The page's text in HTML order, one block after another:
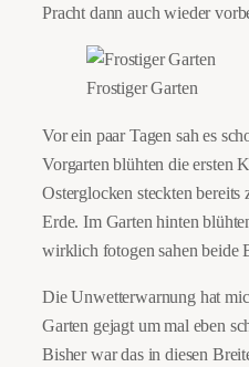
Pracht dann auch wieder
Frostiger Garten
Vor ein paar Tagen sah es
Vorgarten blühten die ersten
Osterglocken steckten bereits
Erde. Im Garten hinten
wirklich fotogen sahen beide
Die Unwetterwarnung hat
Garten gejagt um mal eben
Bisher war das in diesen